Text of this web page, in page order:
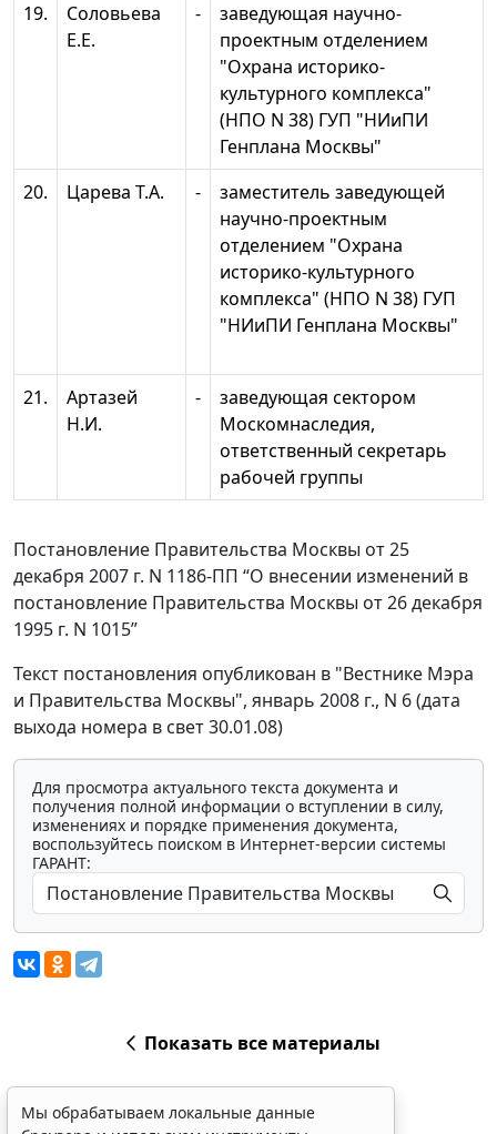
19.
Соловьева
Е.Е.
-
заведующая научно-
проектным отделением
"Охрана историко-
культурного комплекса"
(НПО N 38) ГУП "НИиПИ
Генплана Москвы"
20.
Царева Т.А. -
заместитель заведующей
научно-проектным
отделением "Охрана
историко-культурного
комплекса" (НПО N 38) ГУП
"НИиПИ Генплана Москвы"
21.
Артазей
Н.И.
-
заведующая сектором
Москомнаследия,
ответственный секретарь
рабочей группы
Постановление Правительства Москвы от 25
декабря 2007 г. N 1186-ПП “О внесении изменений в
постановление Правительства Москвы от 26 декабря
1995 г. N 1015”
Текст постановления опубликован в "Вестнике Мэра
и Правительства Москвы", январь 2008 г., N 6 (дата
выхода номера в свет 30.01.08)
Для просмотра актуального текста документа и
получения полной информации о вступлении в силу,
изменениях и порядке применения документа,
воспользуйтесь поиском в Интернет-версии системы
ГАРАНТ:
Показать все материалы
Мы обрабатываем локальные данные